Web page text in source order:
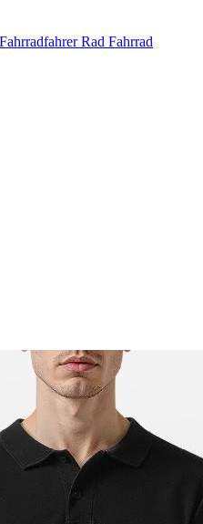
Rad Fahrrad